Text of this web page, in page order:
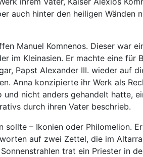
hinter den heiligen Wänden
Manuel Komnenos. Dieser war
im Kleinasien. Er machte eine
Papst Alexander III. wieder auf
Anna konzipierte ihr Werk als
nicht anders gehandelt hatte,
durch ihren Vater beschrieb.
– Ikonien oder Philomelion.
auf zwei Zettel, die im
trat ein Priester in